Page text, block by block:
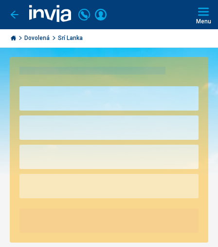
Jít
zpět
Invia.cz
Volejte
226
000
Přihlásit
Menu
Dovolená Srí Lanka